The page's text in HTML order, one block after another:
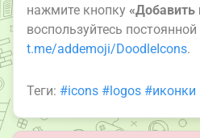
нажмите кнопку «Добавить
воспользуйтесь
t.me/addemoji/DoodleIcons.
Теги: #icons #logos #иконки